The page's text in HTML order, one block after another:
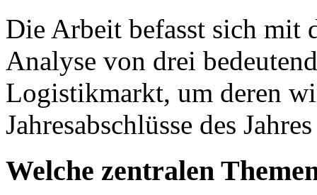
Die Arbeit befasst sich mit
Analyse von drei
Logistikmarkt, um deren
Jahresabschlüsse des
Welche zentralen